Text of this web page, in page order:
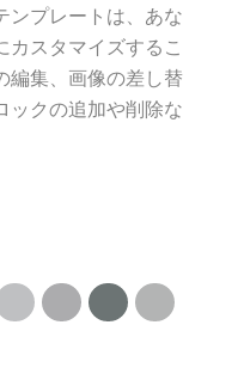
ンプレートは、あな
カスタマイズするこ
編集、画像の差し替
ックの追加や削除な